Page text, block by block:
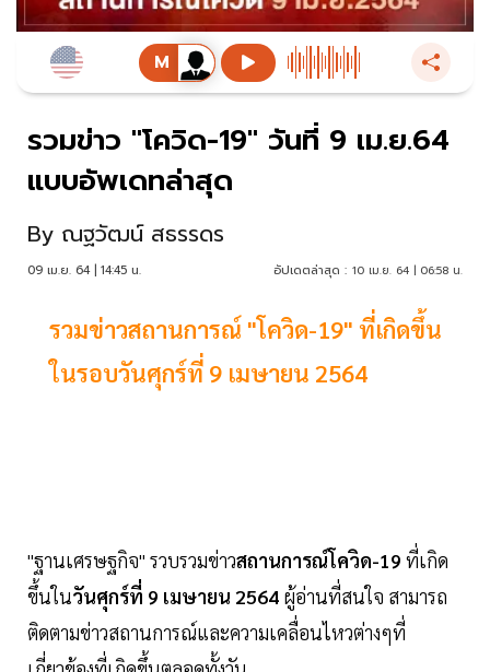
รวมข่าว "โควิด-19" วันที่ 9 เม.ย.64
แบบอัพเดทล่าสุด
By ณฐวัฒน์ สธรรดร
09 เม.ย. 64 | 14:45 น. อัปเดตล่าสุด : 10 เม.ย. 64 | 06:58 น.
รวมข่าวสถานการณ์ "โควิด-19" ที่เกิดขึ้น
ในรอบวันศุกร์ที่ 9 เมษายน 2564
"ฐานเศรษฐกิจ" รวบรวมข่าวสถานการณ์โควิด-19 ที่เกิด
ขึ้นในวันศุกร์ที่ 9 เมษายน 2564 ผู้อ่านที่สนใจ สามารถ
ติดตามข่าวสถานการณ์และความเคลื่อนไหวต่างๆที่